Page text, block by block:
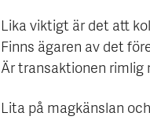
Lika viktigt är det att
Finns ägaren av det
Är transaktionen rimlig
Lita på magkänslan